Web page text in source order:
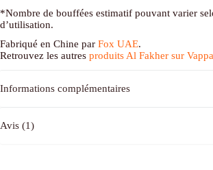
*Nombre de bouffées estimatif pouvant varier
d’utilisation.
Fabriqué en Chine par Fox UAE.
Retrouvez les autres produits Al Fakher sur
Informations complémentaires
Avis (1)